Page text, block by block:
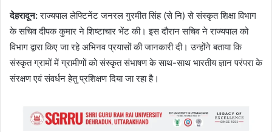
देहरादून: राज्यपाल लेफ्टिनेंट जनरल गुरमीत सिंह (से नि) से संस्कृत शिक्षा विभाग
के सचिव दीपक कुमार ने शिष्टाचार भेंट की। इस दौरान सचिव ने राज्यपाल को
विभाग द्वारा किए जा रहे अभिनव प्रयासों की जानकारी दी। उन्होंने बताया कि
संस्कृत ग्रामों में ग्रामीणों को संस्कृत संभाषण के साथ-साथ भारतीय ज्ञान परंपरा के
संरक्षण एवं संवर्धन हेतु प्रशिक्षण दिया जा रहा है।